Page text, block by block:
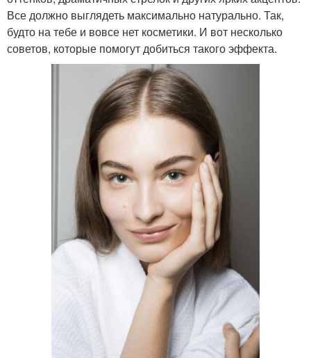
Все должно выглядеть максимально натурально. Так,
будто на тебе и вовсе нет косметики. И вот несколько
советов, которые помогут добиться такого эффекта.